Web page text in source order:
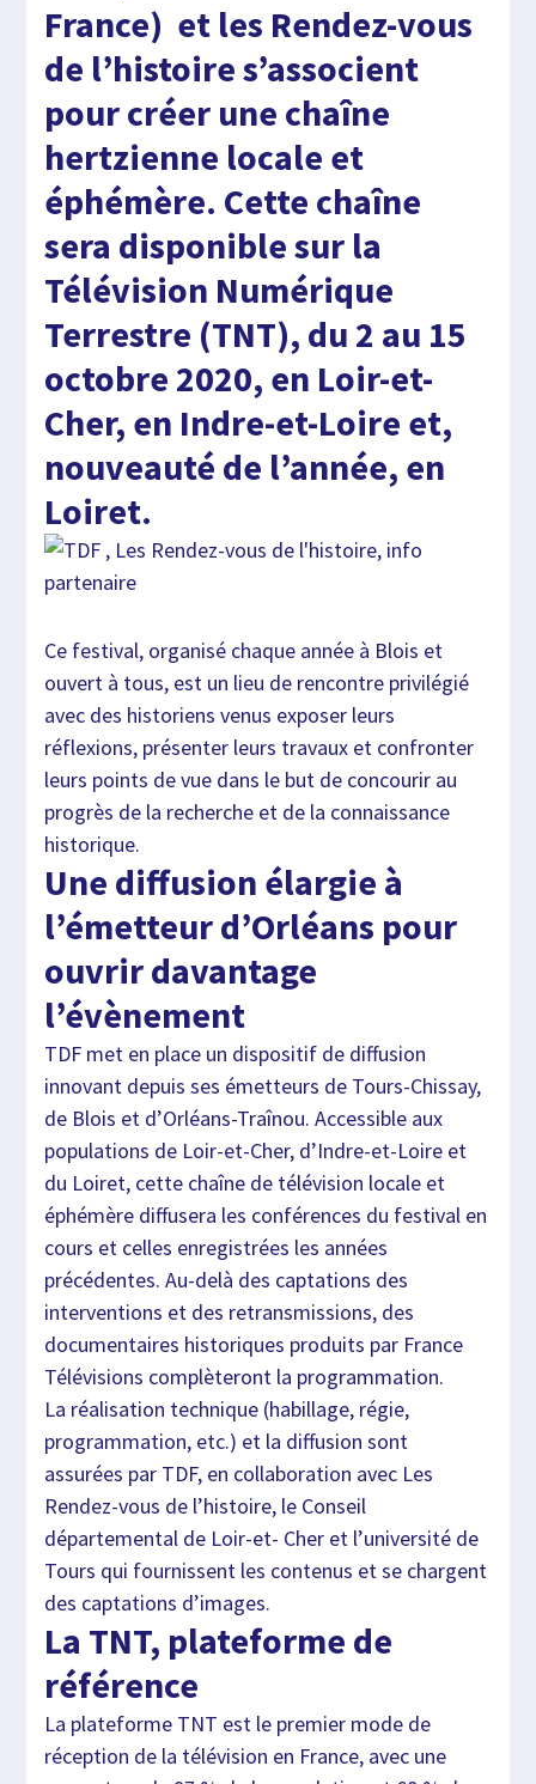
France) et les Rendez-vous
de l’histoire s’associent
pour créer une chaîne
hertzienne locale et
éphémère. Cette chaîne
sera disponible sur la
Télévision Numérique
Terrestre (TNT), du 2 au 15
octobre 2020, en Loir-et-
Cher, en Indre-et-Loire et,
nouveauté de l’année, en
Loiret.
Ce festival, organisé chaque année à Blois et
ouvert à tous, est un lieu de rencontre privilégié
avec des historiens venus exposer leurs
réflexions, présenter leurs travaux et confronter
leurs points de vue dans le but de concourir au
progrès de la recherche et de la connaissance
historique.
Une diffusion élargie à
l’émetteur d’Orléans pour
ouvrir davantage
l’évènement
TDF met en place un dispositif de diffusion
innovant depuis ses émetteurs de Tours-Chissay,
de Blois et d’Orléans-Traînou. Accessible aux
populations de Loir-et-Cher, d’Indre-et-Loire et
du Loiret, cette chaîne de télévision locale et
éphémère diffusera les conférences du festival en
cours et celles enregistrées les années
précédentes. Au-delà des captations des
interventions et des retransmissions, des
documentaires historiques produits par France
Télévisions complèteront la programmation.
La réalisation technique (habillage, régie,
programmation, etc.) et la diffusion sont
assurées par TDF, en collaboration avec Les
Rendez-vous de l’histoire, le Conseil
départemental de Loir-et- Cher et l’université de
Tours qui fournissent les contenus et se chargent
des captations d’images.
La TNT, plateforme de
référence
La plateforme TNT est le premier mode de
réception de la télévision en France, avec une